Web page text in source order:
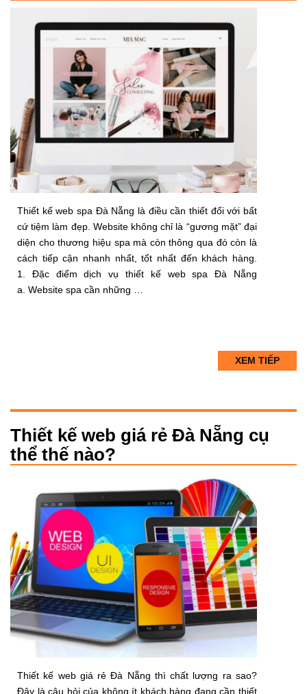
Thiết kế web spa Đà Nẵng là điều cần thiết đối với bất
cứ tiệm làm đẹp. Website không chỉ là “gương mặt” đại
diện cho thương hiệu spa mà còn thông qua đó còn là
cách tiếp cận nhanh nhất, tốt nhất đến khách hàng.
1. Đặc điểm dịch vụ thiết kế web spa Đà Nẵng
a. Website spa cần những …
XEM TIẾP
Thiết kế web giá rẻ Đà Nẵng cụ
thể thế nào?
Thiết kế web giá rẻ Đà Nẵng thì chất lượng ra sao?
Đây là câu hỏi của không ít khách hàng đang cần thiết